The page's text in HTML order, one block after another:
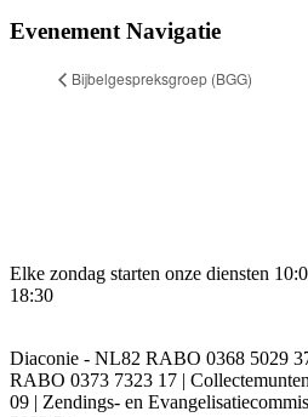
Evenement Navigatie
Bijbelgespreksgroep (BGG)
Elke zondag starten onze diensten
18:30
Diaconie - NL82 RABO 0368 5029
RABO 0373 7323 17 |
09 | Zendings- en